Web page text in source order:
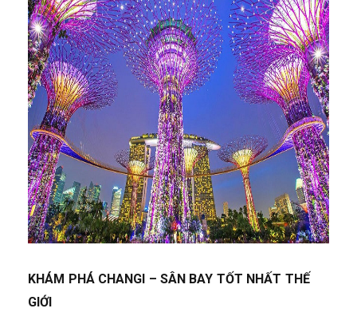
KHÁM PHÁ CHANGI – SÂN BAY TỐT NHẤT THẾ
GIỚI